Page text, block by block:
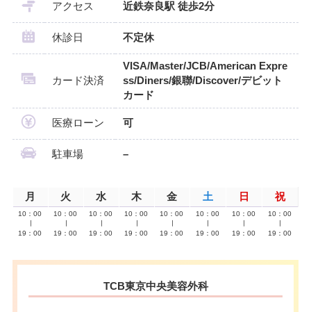
アクセス 近鉄奈良駅 徒歩2分
休診日 不定休
カード決済
VISA/Master/JCB/American Expre
ss/Diners/銀聯/Discover/デビット
カード
医療ローン 可
駐車場 –
月 火 水 木 金 土 日 祝
10：00
19：00
10：00
19：00
10：00
19：00
10：00
19：00
10：00
19：00
10：00
19：00
10：00
19：00
10：00
19：00
TCB東京中央美容外科